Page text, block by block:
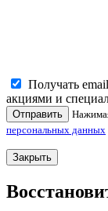
Получать
акциями и
Отправить
персональных данных
Закрыть